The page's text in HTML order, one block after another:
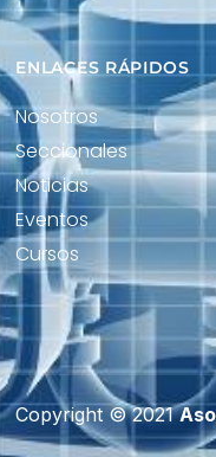
ENLACES RÁPIDOS
Nosotros
Seccionales
Noticias
Eventos
Cursos
Copyright © 2021